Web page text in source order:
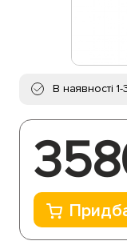
В наявності